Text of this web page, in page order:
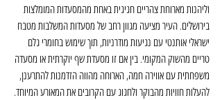
וליהנות מארוחת צהריים חגיגית באחת מהמסעדות המומלצות
בירושלים. העיר מציעה מגוון רחב של מסעדות המשלבות מטבח
ישראלי אותנטי עם נגיעות מודרניות, תוך שימוש בחומרי גלם
טריים מהשוק המקומי. בין אם זו מסעדת שף יוקרתית או מסעדה
משפחתית עם אווירה חמה, הארוחה מהווה הזדמנות להתרענן,
להעלות חוויות מהבוקר ולחגוג עם הקרובים את המאורע המיוחד.